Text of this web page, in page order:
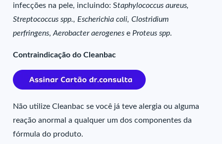
infecções na pele, incluindo: Staphylococcus aureus,
Streptococcus spp., Escherichia coli, Clostridium
perfringens,Aerobacter aerogenese Proteus spp.
Contraindicação do Cleanbac
Não utilize Cleanbac se você já teve alergia ou alguma
reação anormal a qualquer um dos componentes da
fórmula do produto.